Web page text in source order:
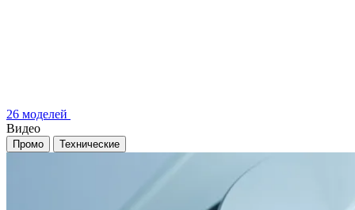
26 моделей
Видео
Промо Технические